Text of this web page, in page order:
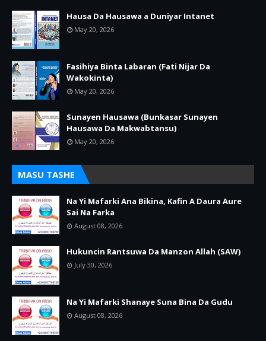
Hausa Da Hausawa a Duniyar Intanet
May 20, 2026
Fasihiya Binta Labaran (Fati Nijar Da
Wakokinta)
May 20, 2026
Sunayen Hausawa (Bunkasar Sunayen
Hausawa Da Makwabtansu)
May 20, 2026
MASU TASHE
Na Yi Mafarki Ana Bikina, Kafin A Daura Aure
Sai Na Farka
August 08, 2026
Hukuncin Rantsuwa Da Manzon Allah (SAW)
July 30, 2026
Na Yi Mafarki Shanaye Suna Bina Da Gudu
August 08, 2026